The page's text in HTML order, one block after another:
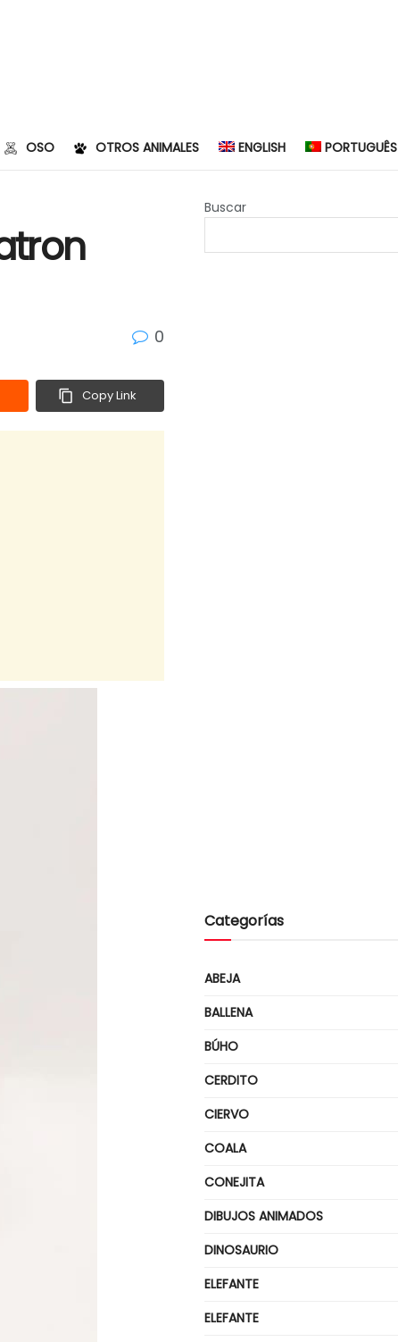
OSO OTROS ANIMALES ENGLISH PORTUGUÊS
0
Copy Link
Buscar
Categorías
ABEJA
BALLENA
BÚHO
CERDITO
CIERVO
COALA
CONEJITA
DIBUJOS ANIMADOS
DINOSAURIO
ELEFANTE
ELEFANTE